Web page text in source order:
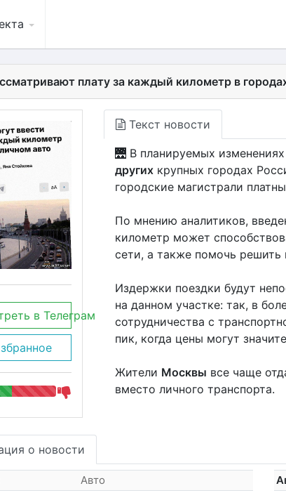
плату за каждый километр в
в Телеграм
Текст новости
🌉 В планируемых
другихкрупных городах
городские магистрали
По мнению аналитиков,
километр может
сети, а также помочь
Издержки поездки будут
на данном участке: так, в
сотрудничества с
пик, когда цены могут
Жители Москвы все чаще
вместо личного транспорта.
о новости
Авто